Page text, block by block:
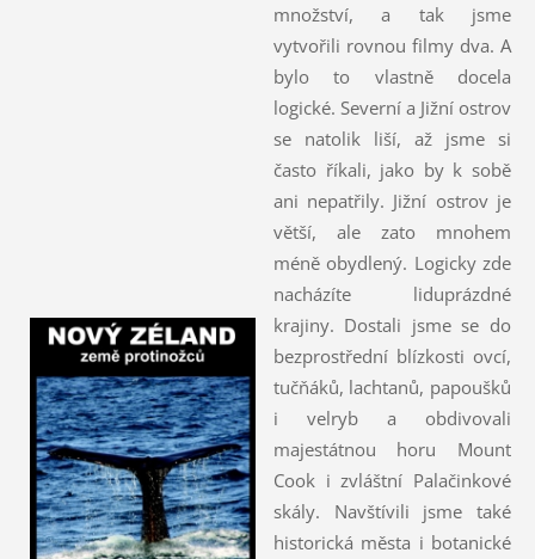
množství, a tak jsme
vytvořili rovnou filmy dva. A
bylo to vlastně docela
logické. Severní a Jižní ostrov
se natolik liší, až jsme si
často říkali, jako by k sobě
ani nepatřily. Jižní ostrov je
větší, ale zato mnohem
méně obydlený. Logicky zde
nacházíte liduprázdné
krajiny. Dostali jsme se do
bezprostřední blízkosti ovcí,
tučňáků, lachtanů, papoušků
i velryb a obdivovali
majestátnou horu Mount
Cook i zvláštní Palačinkové
skály. Navštívili jsme také
historická města i botanické